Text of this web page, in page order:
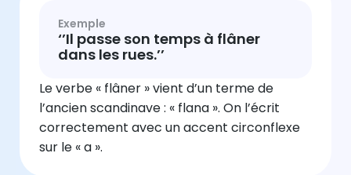
Exemple
‘’Il passe son temps à flâner
dans les rues.’’
Le verbe « flâner » vient d’un terme de
l’ancien scandinave : « flana ». On l’écrit
correctement avec un accent circonflexe
sur le « a ».